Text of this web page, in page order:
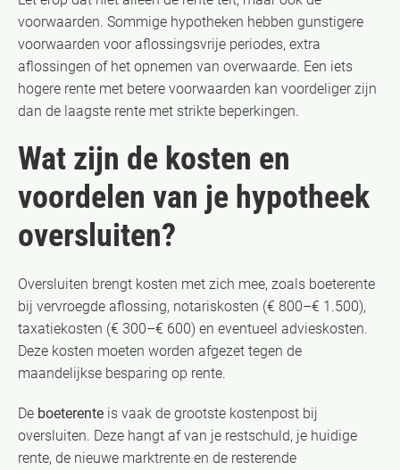
voorwaarden. Sommige hypotheken hebben gunstigere
voorwaarden voor aflossingsvrije periodes, extra
aflossingen of het opnemen van overwaarde. Een iets
hogere rente met betere voorwaarden kan voordeliger zijn
dan de laagste rente met strikte beperkingen.
Wat zijn de kosten en
voordelen van je hypotheek
oversluiten?
Oversluiten brengt kosten met zich mee, zoals boeterente
bij vervroegde aflossing, notariskosten (€ 800–€ 1.500),
taxatiekosten (€ 300–€ 600) en eventueel advieskosten.
Deze kosten moeten worden afgezet tegen de
maandelijkse besparing op rente.
De boeterente is vaak de grootste kostenpost bij
oversluiten. Deze hangt af van je restschuld, je huidige
rente, de nieuwe marktrente en de resterende